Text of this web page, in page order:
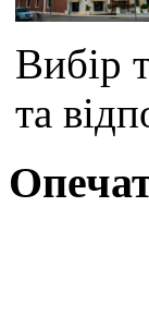
Вибір
та